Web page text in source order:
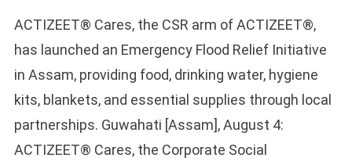
ACTIZEET® Cares, the CSR arm of ACTIZEET®,
has launched an Emergency Flood Relief Initiative
in Assam, providing food, drinking water, hygiene
kits, blankets, and essential supplies through local
partnerships. Guwahati [Assam], August 4:
ACTIZEET® Cares, the Corporate Social